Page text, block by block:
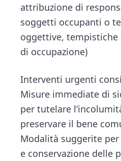
attribuzione di
soggetti occupanti o
oggettive,
di occupazione)
Interventi urgenti
Misure immediate di
per tutelare
preservare il bene
Modalità suggerite
e conservazione delle